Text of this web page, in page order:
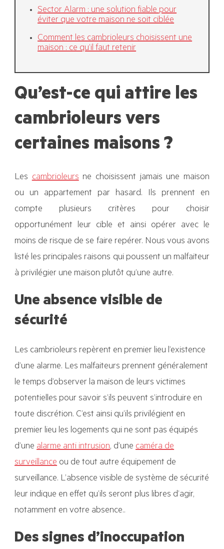
Sector Alarm : une solution fiable pour
éviter que votre maison ne soit ciblée
Comment les cambrioleurs choisissent une
maison : ce qu’il faut retenir
Qu’est-ce qui attire les
cambrioleurs vers
certaines maisons ?
Lescambrioleurs ne choisissent jamais une maison
ou un appartement par hasard. Ils prennent en
compte plusieurs critères pour choisir
opportunément leur cible et ainsi opérer avec le
moins de risque de se faire repérer. Nous vous avons
listé les principales raisons qui poussent un malfaiteur
à privilégier une maison plutôt qu’une autre.
Une absence visible de
sécurité
Les cambrioleurs repèrent en premier lieu l’existence
d’une alarme. Les malfaiteurs prennent généralement
le temps d’observer la maison de leurs victimes
potentielles pour savoir s’ils peuvent s’introduire en
toute discrétion. C’est ainsi qu’ils privilégient en
premier lieu les logements qui ne sont pas équipés
d’une alarme anti intrusion, d’unecaméra de
surveillance ou de tout autre équipement de
surveillance. L’absence visible de système de sécurité
leur indique en effet qu’ils seront plus libres d’agir,
notamment en votre absence..
Des signes d’inoccupation